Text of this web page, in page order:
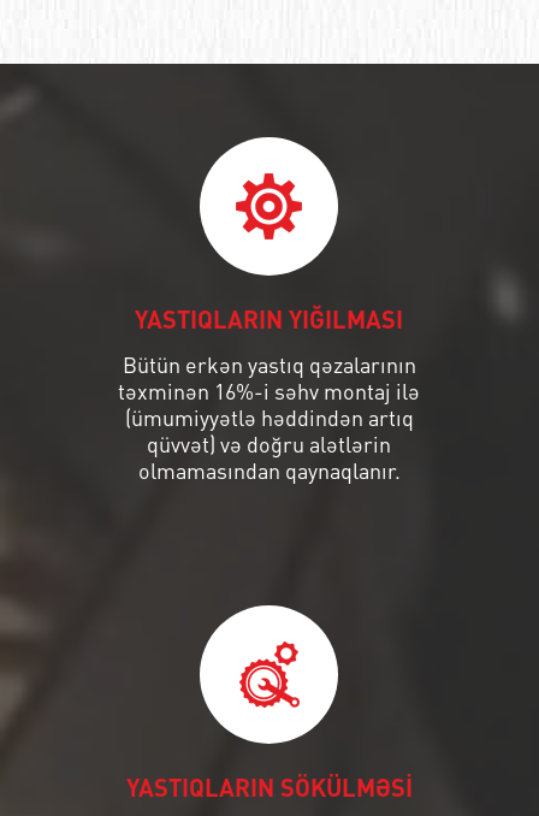
YASTIQLARIN YIĞILMASI
Bütün erkən yastıq qəzalarının
təxminən 16%-i səhv montaj ilə
(ümumiyyətlə həddindən artıq
qüvvət) və doğru alətlərin
olmamasından qaynaqlanır.
YASTIQLARIN SÖKÜLMƏSİ